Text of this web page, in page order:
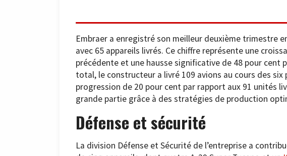
Embraer a enregistré son meilleur deuxième trimestre
avec 65 appareils livrés. Ce chiffre représente une
précédente et une hausse significative de 48 pour cent
total, le constructeur a livré 109 avions au cours des six
progression de 20 pour cent par rapport aux 91 unités
grande partie grâce à des stratégies de production
Défense et sécurité
La division Défense et Sécurité de l’entreprise a